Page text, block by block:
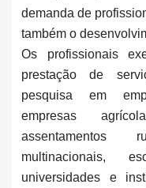
demanda de
também o
Os profissionais
prestação de
pesquisa em
empresas
assentamentos
multinacionais,
universidades e